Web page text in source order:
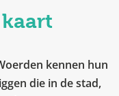
kennen hun
die in de stad,